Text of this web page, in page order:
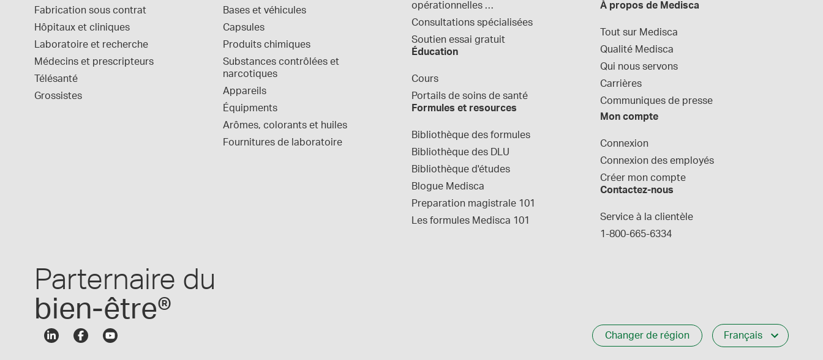
Fabrication sous contrat
Hôpitaux et cliniques
Laboratoire et recherche
Médecins et prescripteurs
Télésanté
Grossistes
Bases et véhicules
Capsules
Produits chimiques
Substances contrôlées et
narcotiques
Appareils
Équipments
Arômes, colorants et huiles
Fournitures de laboratoire
opérationnelles
normalisées
Consultations spécialisées
Soutien essai gratuit
Éducation
Cours
Portails de soins de santé
Formules et resources
Bibliothèque des formules
Bibliothèque des DLU
Bibliothèque d'études
Blogue Medisca
Preparation magistrale 101
Les formules Medisca 101
À propos de Medisca
Tout sur Medisca
Qualité Medisca
Qui nous servons
Carrières
Communiques de presse
Mon compte
Connexion
Connexion des employés
Créer mon compte
Contactez-nous
Service à la clientèle
1-800-665-6334
Parternaire du
bien-être®
Changer de région Français